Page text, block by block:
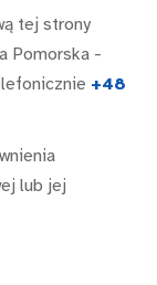
tej strony
Pomorska -
+48
lub jej